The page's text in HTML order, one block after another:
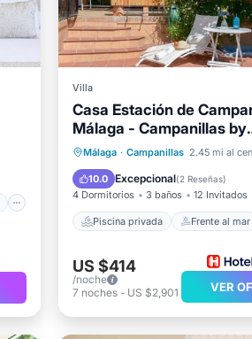
Villa
Casa Estación de
Málaga - Campanillas by
Ruralidays
Málaga · Campanillas 2.45 mi al
10.0 Excepcional(2 Reseñas)
4 Dormitorios 3 baños 12 Invitados
Piscina privada Frente al mar
Piscina privada
Frente al
Piscina
Vista al mar
US $414
/noche
7 noches- US $2,901 VER